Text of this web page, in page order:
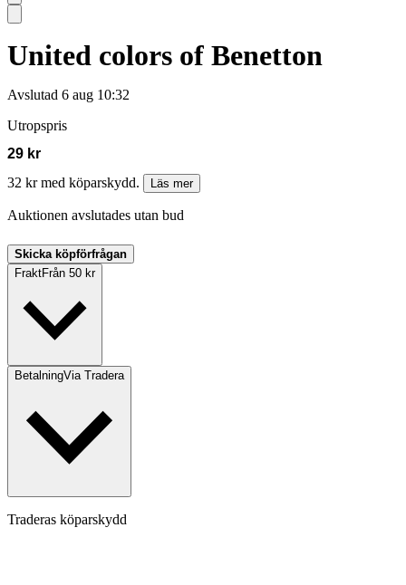
United colors of Benetton
Avslutad 6 aug 10:32
Utropspris
29 kr
32 kr med köparskydd.
Läs mer
Auktionen avslutades utan bud
Skicka köpförfrågan
FraktFrån 50 kr
BetalningVia Tradera
Traderas köparskydd